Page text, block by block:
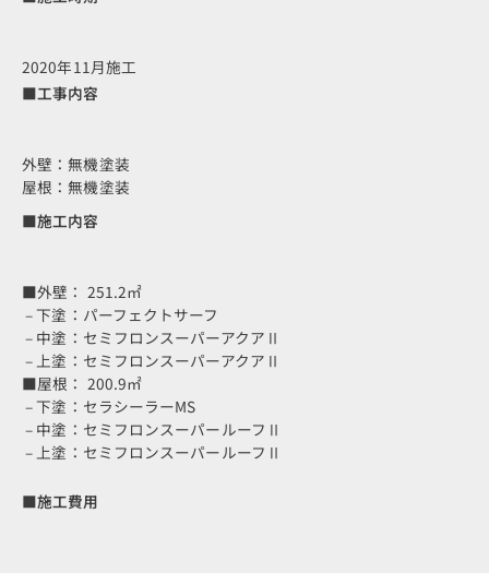
2020年11月施工
■工事内容
外壁：無機塗装
屋根：無機塗装
■施工内容
■外壁： 251.2㎡
– 下塗：パーフェクトサーフ
– 中塗：セミフロンスーパーアクアⅡ
– 上塗：セミフロンスーパーアクアⅡ
■屋根： 200.9㎡
– 下塗：セラシーラーMS
– 中塗：セミフロンスーパールーフⅡ
– 上塗：セミフロンスーパールーフⅡ
■施工費用